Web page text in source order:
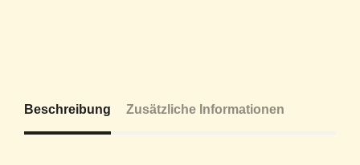
Beschreibung Zusätzliche Informationen